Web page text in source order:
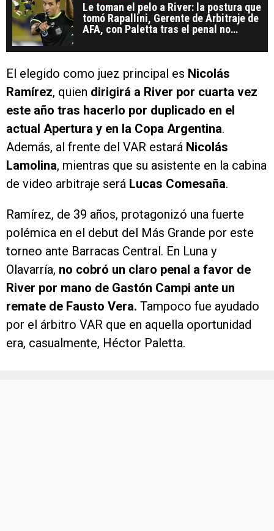
Le toman el pelo a River: la postura que
tomó Rapallini, Gerente de Arbitraje de
AFA, con Paletta tras el penal no
El elegido como juez principal es Nicolás
Ramírez, quien dirigirá a River por cuarta vez
este año tras hacerlo por duplicado en el
actual Apertura y en la Copa Argentina.
Además, al frente del VAR estará Nicolás
Lamolina, mientras que su asistente en la cabina
de video arbitraje será Lucas Comesaña.
Ramírez, de 39 años, protagonizó una fuerte
polémica en el debut del Más Grande por este
torneo ante Barracas Central. En Luna y
Olavarría, no cobró un claro penal a favor de
River por mano de Gastón Campi ante un
remate de Fausto Vera. Tampoco fue ayudado
por el árbitro VAR que en aquella oportunidad
era, casualmente, Héctor Paletta.